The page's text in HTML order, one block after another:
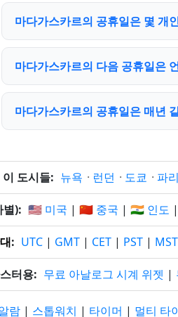
마다가스카르의 공휴일은 몇 개
마다가스카르의 다음 공휴일은
마다가스카르의 공휴일은 매년
도시들: 뉴욕 · 런던 · 도쿄 · 파리
별): 🇺🇸 미국 | 🇨🇳 중국 | 🇮🇳 인도 |
: UTC | GMT | CET | PST | MST
터용: 무료 아날로그 시계 위젯 |
람 | 스톱워치 | 타이머 | 멀티 타